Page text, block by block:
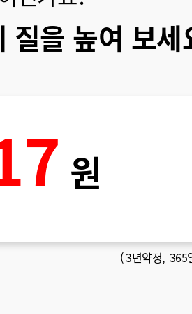
질을 높여 보세
원
(3년약정, 365